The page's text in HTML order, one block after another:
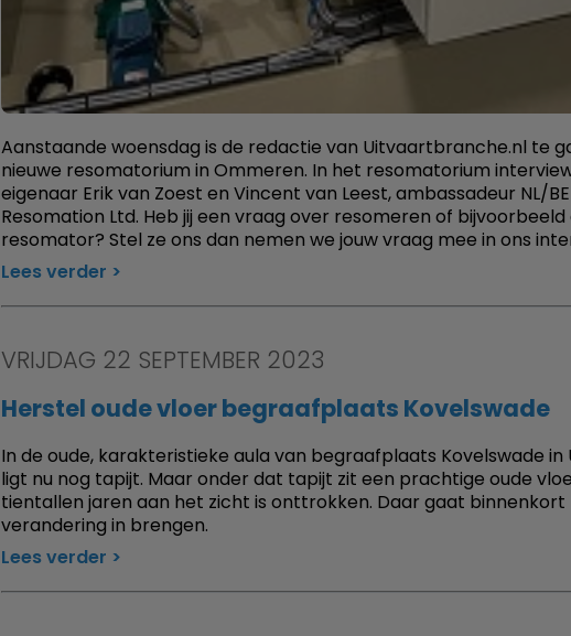
Aanstaande woensdag is de redactie van Uitvaartbranche.nl te
nieuwe resomatorium in Ommeren. In het resomatorium
eigenaar Erik van Zoest en Vincent van Leest, ambassadeur NL/BE
Resomation Ltd. Heb jij een vraag over resomeren of bijvoorbeeld
resomator? Stel ze ons dan nemen we jouw vraag mee in ons
Lees verder
VRIJDAG 22 SEPTEMBER 2023
Herstel oude vloer begraafplaats Kovelswade
In de oude, karakteristieke aula van begraafplaats Kovelswade
ligt nu nog tapijt. Maar onder dat tapijt zit een prachtige oude
tientallen jaren aan het zicht is onttrokken. Daar gaat binnenkort
verandering in brengen.
Lees verder